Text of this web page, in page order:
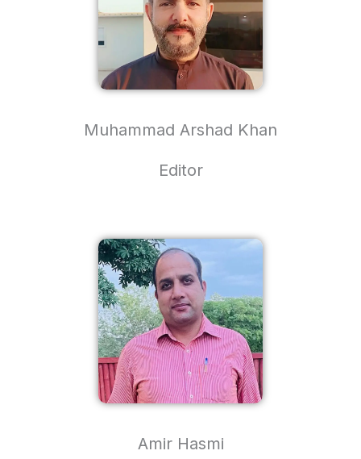
Muhammad Arshad Khan
Editor
Amir Hasmi